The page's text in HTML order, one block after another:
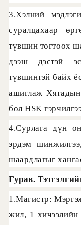
3.Хэлний
суралцахаар
түвшин тогтоох
дээш дэстэй
түвшинтэй байх
ашиглаж Хятадын
бол HSK
4.Сурлага дүн
эрдэм
шаардлагыг
Гурав.
1.Магистр:
жил, 1 хичээлийн